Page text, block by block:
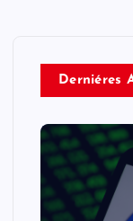
Derniéres